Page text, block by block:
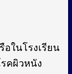
อในโรงเรียน
คผิวหนัง